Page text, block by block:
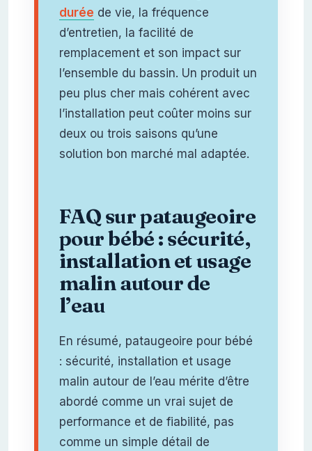
durée de vie, la fréquence
d’entretien, la facilité de
remplacement et son impact sur
l’ensemble du bassin. Un produit un
peu plus cher mais cohérent avec
l’installation peut coûter moins sur
deux ou trois saisons qu’une
solution bon marché mal adaptée.
FAQ sur pataugeoire
pour bébé : sécurité,
installation et usage
malin autour de
l’eau
En résumé, pataugeoire pour bébé
: sécurité, installation et usage
malin autour de l’eau mérite d’être
abordé comme un vrai sujet de
performance et de fiabilité, pas
comme un simple détail de